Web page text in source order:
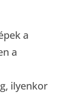
a
a
ilyenkor